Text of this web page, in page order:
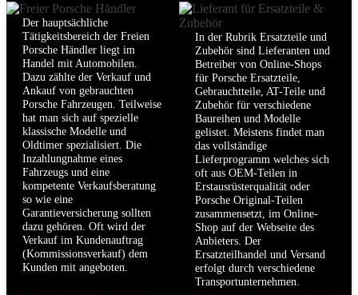
Der hauptsächliche
Tätigkeitsbereich der Freien
Porsche Händler liegt im
Handel mit Automobilen.
Dazu zählte der Verkauf und
Ankauf von gebrauchten
Porsche Fahrzeugen. Teilweise
hat man sich auf spezielle
klassische Modelle und
Oldtimer spezialisiert. Die
Inzahlungnahme eines
Fahrzeugs und eine
kompetente Verkaufsberatung
so wie eine
Garantieversicherung sollten
dazu gehören. Oft wird der
Verkauf im Kundenauftrag
(Kommissionsverkauf) dem
Kunden mit angeboten.
In der Rubrik Ersatzteile und
Zubehör sind Lieferanten und
Betreiber von Online-Shops
für Porsche Ersatzteile,
Gebrauchtteile, AT-Teile und
Zubehör für verschiedene
Baureihen und Modelle
gelistet. Meistens findet man
das vollständige
Lieferprogramm welches sich
oft aus OEM-Teilen in
Erstausrüsterqualität oder
Porsche Original-Teilen
zusammensetzt, im Online-
Shop auf der Webseite des
Anbieters. Der
Ersatzteilhandel und Versand
erfolgt durch verschiedene
Transportunternehmen.